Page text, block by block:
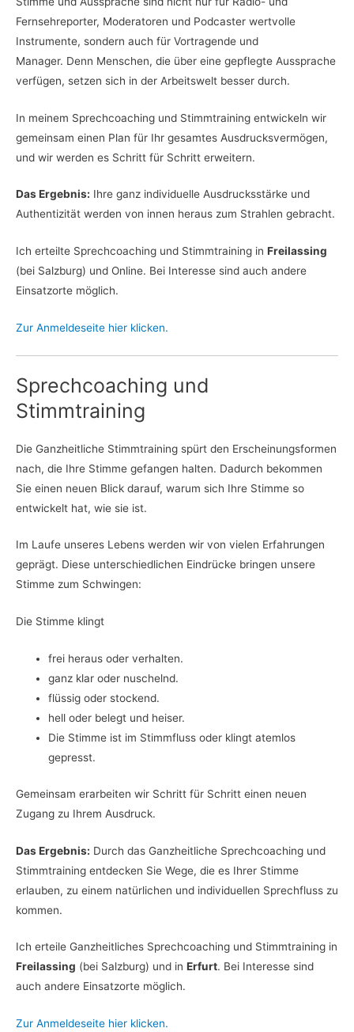
Fernsehreporter, Moderatoren und Podcaster wertvolle
Instrumente, sondern auch für Vortragende und
Manager. Denn Menschen, die über eine gepflegte Aussprache
verfügen, setzen sich in der Arbeitswelt besser durch.
In meinem Sprechcoaching und Stimmtraining entwickeln wir
gemeinsam einen Plan für Ihr gesamtes Ausdrucksvermögen,
und wir werden es Schritt für Schritt erweitern.
Das Ergebnis: Ihre ganz individuelle Ausdrucksstärke und
Authentizität werden von innen heraus zum Strahlen gebracht.
Ich erteilte Sprechcoaching und Stimmtraining in Freilassing
(bei Salzburg) und Online. Bei Interesse sind auch andere
Einsatzorte möglich.
Zur Anmeldeseite hier klicken.
Sprechcoaching und
Stimmtraining
Die Ganzheitliche Stimmtraining spürt den Erscheinungsformen
nach, die Ihre Stimme gefangen halten. Dadurch bekommen
Sie einen neuen Blick darauf, warum sich Ihre Stimme so
entwickelt hat, wie sie ist.
Im Laufe unseres Lebens werden wir von vielen Erfahrungen
geprägt. Diese unterschiedlichen Eindrücke bringen unsere
Stimme zum Schwingen:
Die Stimme klingt
frei heraus oder verhalten.
ganz klar oder nuschelnd.
flüssig oder stockend.
hell oder belegt und heiser.
Die Stimme ist im Stimmfluss oder klingt atemlos
gepresst.
Gemeinsam erarbeiten wir Schritt für Schritt einen neuen
Zugang zu Ihrem Ausdruck.
Das Ergebnis: Durch das Ganzheitliche Sprechcoaching und
Stimmtraining entdecken Sie Wege, die es Ihrer Stimme
erlauben, zu einem natürlichen und individuellen Sprechfluss zu
kommen.
Ich erteile Ganzheitliches Sprechcoaching und Stimmtraining in
Freilassing (bei Salzburg) und in Erfurt. Bei Interesse sind
auch andere Einsatzorte möglich.
Zur Anmeldeseite hier klicken.